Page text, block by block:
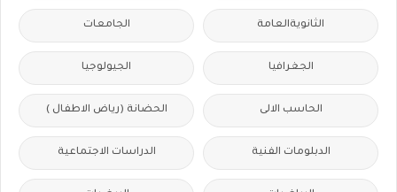
الثانويةالعامة الجامعات
الجغرافيا الجيولوجيا
الحاسب الالى الحضانة (رياض الاطفال )
الدبلومات الفنية الدراسات الاجتماعية